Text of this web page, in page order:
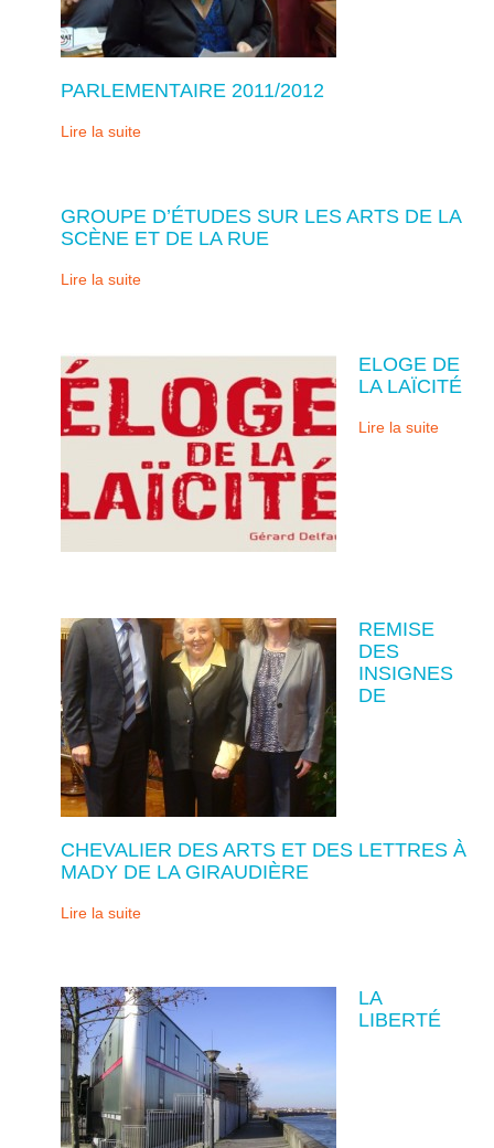
PARLEMENTAIRE 2011/2012
Lire la suite
GROUPE D’ÉTUDES SUR LES ARTS DE LA
SCÈNE ET DE LA RUE
Lire la suite
ELOGE DE
LA LAÏCITÉ
Lire la suite
REMISE
DES
INSIGNES
DE
CHEVALIER DES ARTS ET DES LETTRES À
MADY DE LA GIRAUDIÈRE
Lire la suite
LA
LIBERTÉ